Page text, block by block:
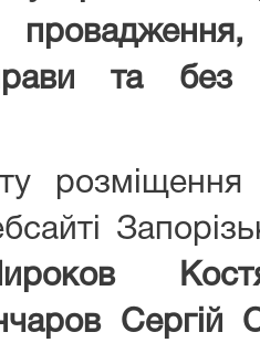
та без
Сергій